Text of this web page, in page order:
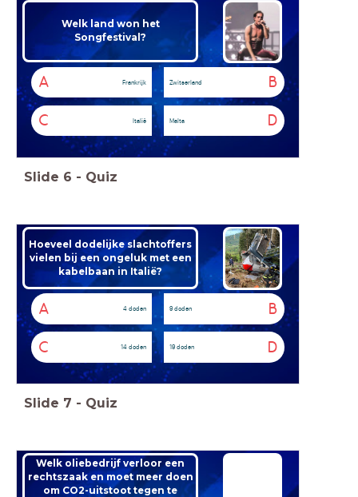
Welk land won het
Songfestival?
A Frankrijk B
Zwitserland
C Italië D
Malta
Slide 6 - Quiz
Hoeveel dodelijke slachtoffers
vielen bij een ongeluk met een
kabelbaan in Italië?
A 4 doden B
9 doden
C 14 doden D
19 doden
Slide 7 - Quiz
Welk oliebedrijf verloor een
rechtszaak en moet meer doen
om CO2-uitstoot tegen te